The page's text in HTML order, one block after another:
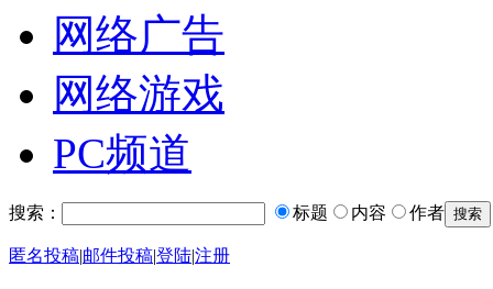
网络广告
网络游戏
PC频道
搜索： 标题 内容 作者
匿名投稿|邮件投稿|登陆|注册